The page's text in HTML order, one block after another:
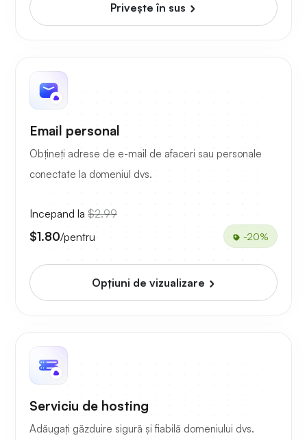
Priveşte în sus
Email personal
Obțineți adrese de e-mail de afaceri sau personale
conectate la domeniul dvs.
Incepand la $2.99
$1.80/pentru -20%
Opțiuni de vizualizare
Serviciu de hosting
Adăugați găzduire sigură și fiabilă domeniului dvs.